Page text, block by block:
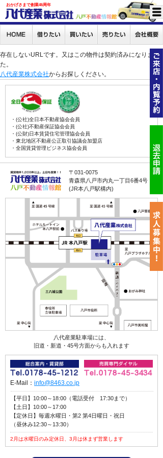
おかげさまで創業46周年
存在しないURLです。又はこの物件は契約済みになりまし
た。
八代産業株式会社からお探しください。
・(公社)全日本不動産協会会員
・(公社)不動産保証協会会員
・(公財)日本賃貸住宅管理協会会員
・東北地区不動産公正取引協議会加盟店
・全国賃貸管理ビジネス協会会員
〒031-0075
青森県八戸市内丸一丁目6番4号
(JR本八戸駅構内)
八代産業駐車場には、
旧道・新道・45号方面からも入れます
E-Mail： info@8463.co.jp
【平日】10:00～18:00（電話受付 17:30まで）
【土日】10:00～17:00
【定休日】毎週水曜日・第2 第4日曜日・祝日
（昼休み12:30～13:30）
2月は水曜日のみ定休日、3月は休まず営業します